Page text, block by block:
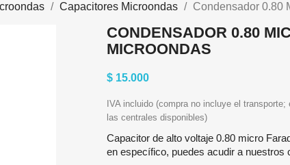
Capacitores Microondas Condensador 0.80
CONDENSADOR 0.80
MICROONDAS
$ 15.000
IVA incluido (compra no incluye el
las centrales disponibles)
Capacitor de alto voltaje 0.80 micro
en específico, puedes acudir a nuestros